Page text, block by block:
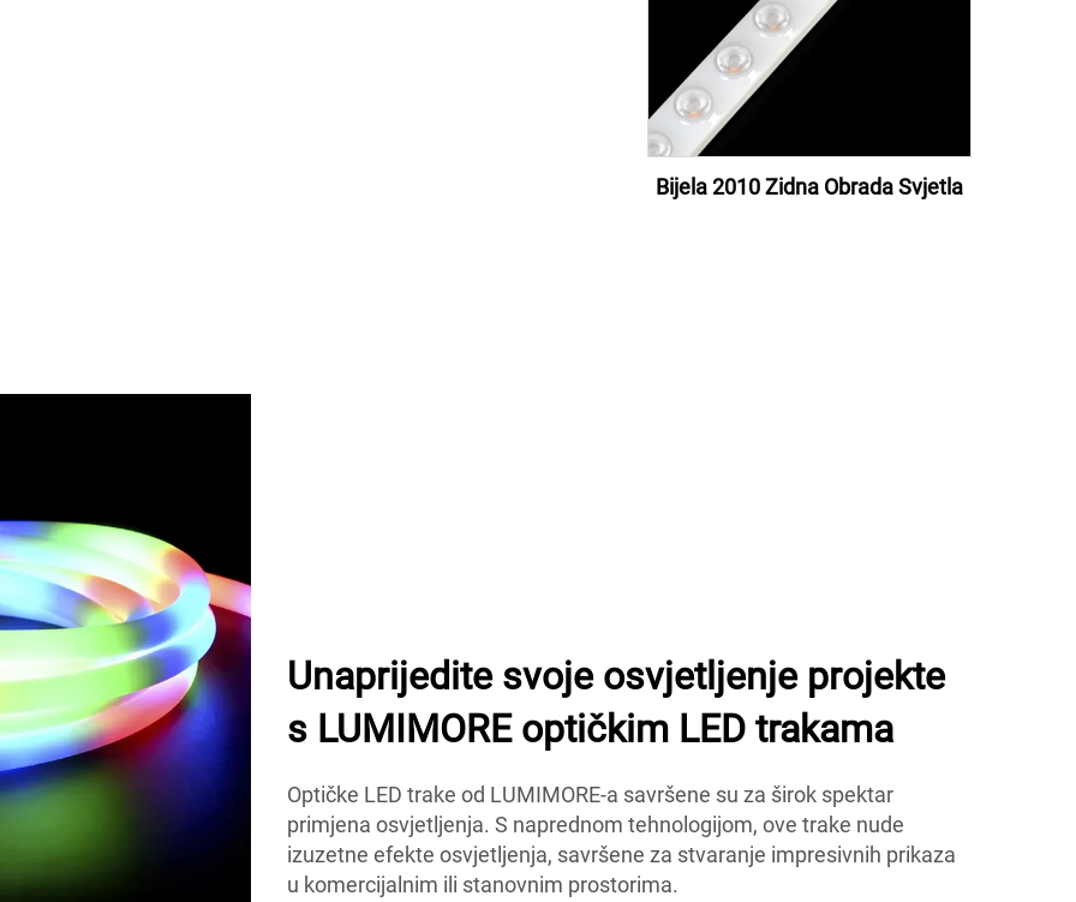
Bijela 2010 Zidna Obrada Svjetla
Unaprijedite svoje osvjetljenje projekte
s LUMIMORE optičkim LED trakama
Optičke LED trake od LUMIMORE-a savršene su za širok spektar
primjena osvjetljenja. S naprednom tehnologijom, ove trake nude
izuzetne efekte osvjetljenja, savršene za stvaranje impresivnih prikaza
u komercijalnim ili stanovnim prostorima.